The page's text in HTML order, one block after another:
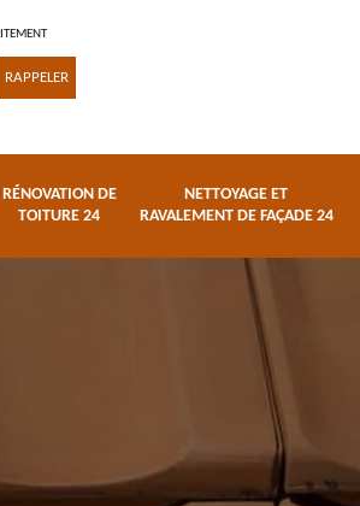
RÉNOVATION DE
TOITURE 24
NETTOYAGE ET
RAVALEMENT DE FAÇADE 24
de toiture
Urgence fuite de
toiture 24